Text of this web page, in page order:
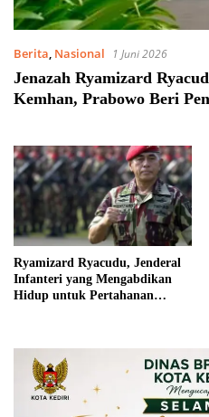
Berita, Nasional 1 Juni 2026
Jenazah Ryamizard
Kemhan, Prabowo Beri
Ryamizard Ryacudu, Jenderal
Infanteri yang Mengabdikan
Hidup untuk Pertahanan